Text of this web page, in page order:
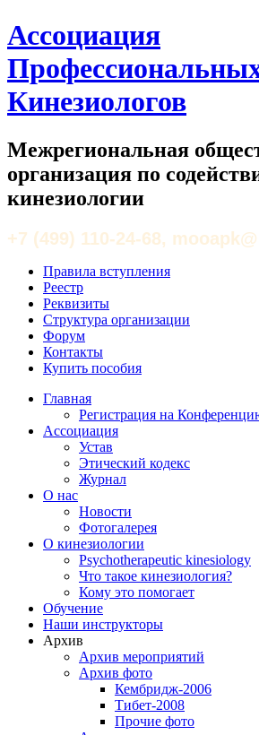
Ассоциация
Кинезиологов
Межрегиональная
организация по
кинезиологии
+7 (499) 110-24-68,
Правила вступления
Реестр
Реквизиты
Структура организации
Форум
Контакты
Купить пособия
Главная
Регистрация на
Ассоциация
Устав
Этический кодекс
Журнал
О нас
Новости
Фотогалерея
О кинезиологии
Psychotherapeutic kinesiology
Что такое кинезиология?
Кому это помогает
Обучение
Наши инструкторы
Архив
Архив мероприятий
Архив фото
Кембридж-2006
Тибет-2008
Прочие фото